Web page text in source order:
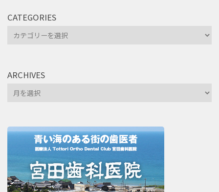
CATEGORIES
Categories
ARCHIVES
Archives